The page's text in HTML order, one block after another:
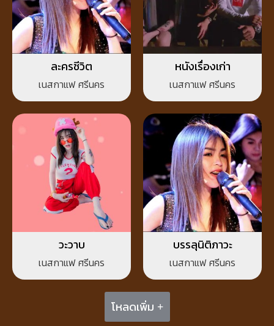
ละครชีวิต
เนสกาแฟ ศรีนคร
หนังเรื่องเก่า
เนสกาแฟ ศรีนคร
วะวาบ
เนสกาแฟ ศรีนคร
บรรลุนิติภาวะ
เนสกาแฟ ศรีนคร
โหลดเพิ่ม +